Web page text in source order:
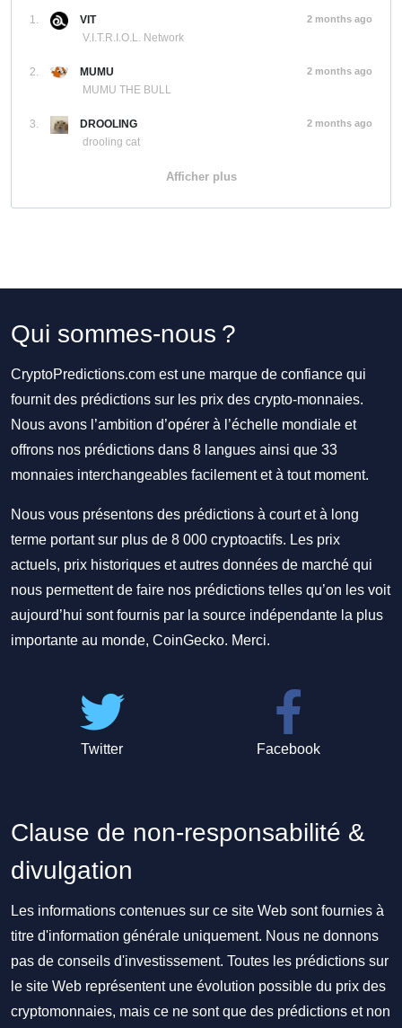
1.
VIT
V.I.T.R.I.O.L. Network
2 months ago
2.
MUMU
MUMU THE BULL
2 months ago
3.
DROOLING
drooling cat
2 months ago
Afficher plus
Qui sommes-nous ?
CryptoPredictions.com est une marque de confiance qui
fournit des prédictions sur les prix des crypto-monnaies.
Nous avons l’ambition d’opérer à l’échelle mondiale et
offrons nos prédictions dans 8 langues ainsi que 33
monnaies interchangeables facilement et à tout moment.
Nous vous présentons des prédictions à court et à long
terme portant sur plus de 8 000 cryptoactifs. Les prix
actuels, prix historiques et autres données de marché qui
nous permettent de faire nos prédictions telles qu’on les voit
aujourd’hui sont fournis par la source indépendante la plus
importante au monde, CoinGecko. Merci.
Twitter Facebook
Clause de non-responsabilité &
divulgation
Les informations contenues sur ce site Web sont fournies à
titre d'information générale uniquement. Nous ne donnons
pas de conseils d'investissement. Toutes les prédictions sur
le site Web représentent une évolution possible du prix des
cryptomonnaies, mais ce ne sont que des prédictions et non